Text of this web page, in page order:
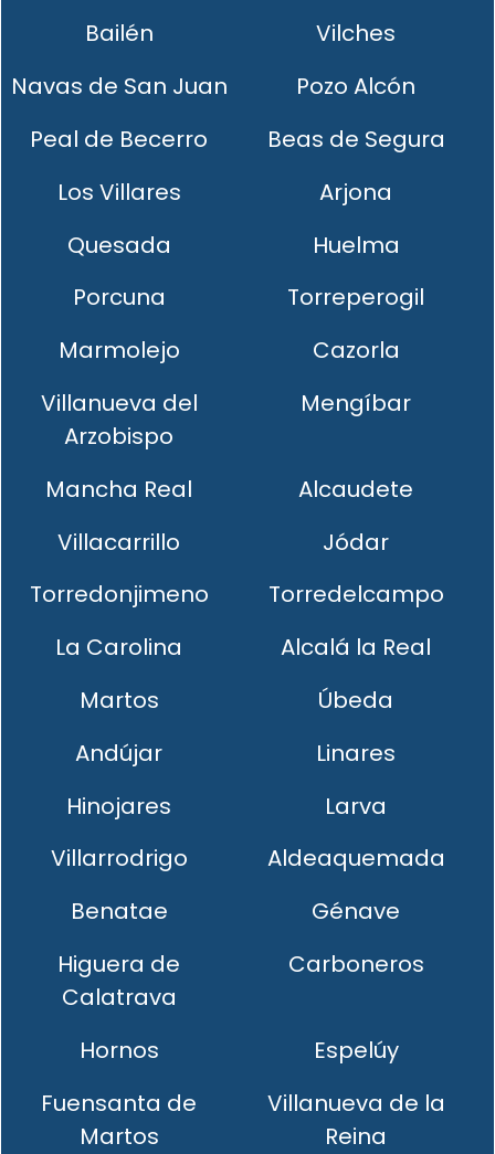
Bailén
Vilches
Navas de San Juan
Pozo Alcón
Peal de Becerro
Beas de Segura
Los Villares
Arjona
Quesada
Huelma
Porcuna
Torreperogil
Marmolejo
Cazorla
Villanueva del
Arzobispo
Mengíbar
Mancha Real
Alcaudete
Villacarrillo
Jódar
Torredonjimeno
Torredelcampo
La Carolina
Alcalá la Real
Martos
Úbeda
Andújar
Linares
Hinojares
Larva
Villarrodrigo
Aldeaquemada
Benatae
Génave
Higuera de
Calatrava
Carboneros
Hornos
Espelúy
Fuensanta de
Martos
Villanueva de la
Reina